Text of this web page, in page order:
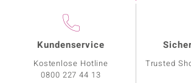
Kundenservice
Kostenlose Hotline
0800 227 44 13
Trusted